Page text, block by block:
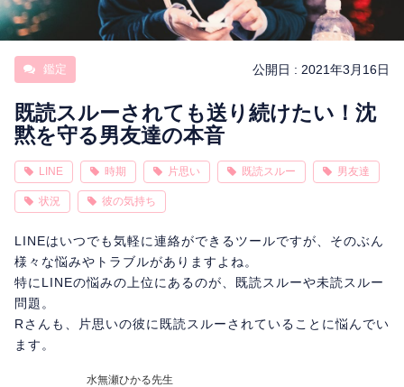
彼の気持ち 恋の行方 時期
今週の運勢 彼氏 片思い 結婚
相性
鑑定 公開日 : 2021年3月16日
既読スルーされても送り続けたい！沈
黙を守る男友達の本音
LINE 時期 片思い 既読スルー 男友達
状況 彼の気持ち
LINEはいつでも気軽に連絡ができるツールですが、そのぶん
様々な悩みやトラブルがありますよね。
特にLINEの悩みの上位にあるのが、既読スルーや未読スルー
問題。
Rさんも、片思いの彼に既読スルーされていることに悩んでい
ます。
水無瀬ひかる先生